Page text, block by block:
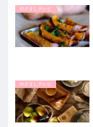
めざましテレビ
めざましテレビ